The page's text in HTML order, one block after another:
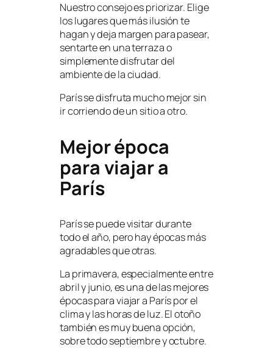
Nuestro consejo es priorizar. Elige
los lugares que más ilusión te
hagan y deja margen para pasear,
sentarte en una terraza o
simplemente disfrutar del
ambiente de la ciudad.
París se disfruta mucho mejor sin
ir corriendo de un sitio a otro.
Mejor época
para viajar a
París
París se puede visitar durante
todo el año, pero hay épocas más
agradables que otras.
La primavera, especialmente entre
abril y junio, es una de las mejores
épocas para viajar a París por el
clima y las horas de luz. El otoño
también es muy buena opción,
sobre todo septiembre y octubre.